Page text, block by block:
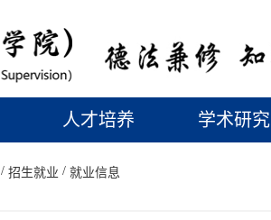
人才培养 学术研究
/ 招生就业 / 就业信息